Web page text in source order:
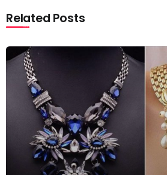
Related Posts